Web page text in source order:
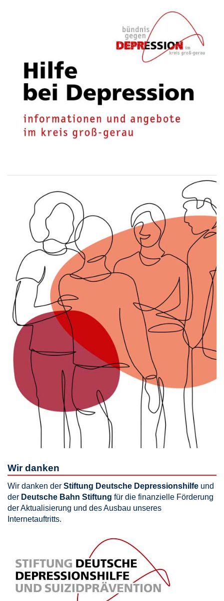
Wir danken
Wir danken der Stiftung Deutsche Depressionshilfe und
der Deutsche Bahn Stiftung für die finanzielle Förderung
der Aktualisierung und des Ausbau unseres
Internetauftritts.